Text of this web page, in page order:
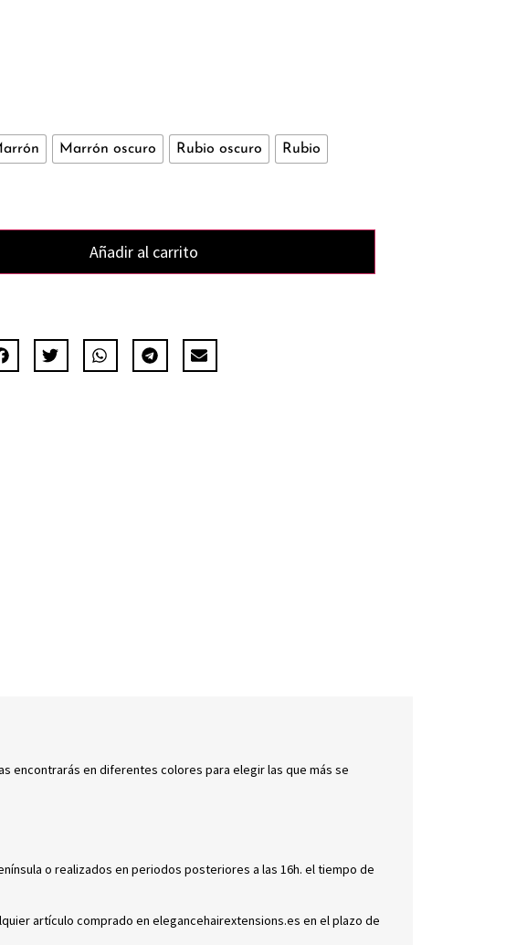
Marrón oscuro Rubio oscuro Rubio
Añadir al carrito
encontrarás en diferentes colores para elegir las que más se
o realizados en periodos posteriores a las 16h. el tiempo de
artículo comprado en elegancehairextensions.es en el plazo de